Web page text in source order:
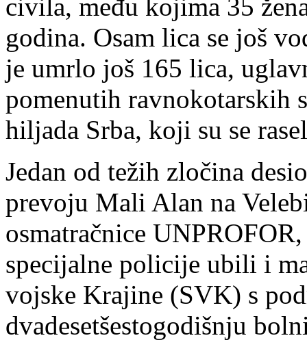
civila, među kojima 35
godina. Osam lica se još
je umrlo još 165 lica,
pomenutih ravnokotarskih
hiljada Srba, koji su se
Jedan od težih zločina
prevoju Mali Alan na
osmatračnice
specijalne policije ubili i
vojske Krajine (SVK) s
dvadesetšestogodišnju